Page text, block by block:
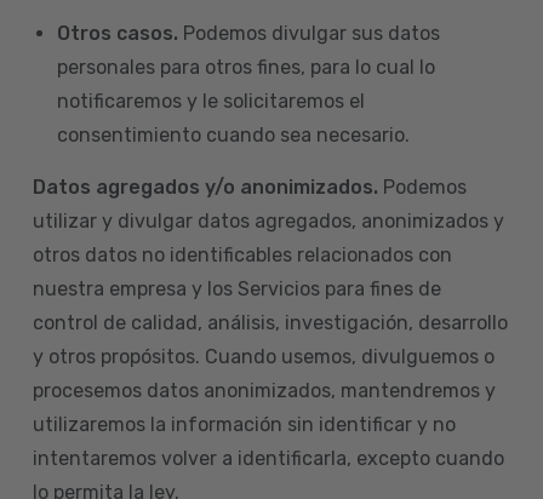
Otros casos. Podemos divulgar sus datos
personales para otros fines, para lo cual lo
notificaremos y le solicitaremos el
consentimiento cuando sea necesario.
Datos agregados y/o anonimizados. Podemos
utilizar y divulgar datos agregados, anonimizados y
otros datos no identificables relacionados con
nuestra empresa y los Servicios para fines de
control de calidad, análisis, investigación, desarrollo
y otros propósitos. Cuando usemos, divulguemos o
procesemos datos anonimizados, mantendremos y
utilizaremos la información sin identificar y no
intentaremos volver a identificarla, excepto cuando
lo permita la ley.